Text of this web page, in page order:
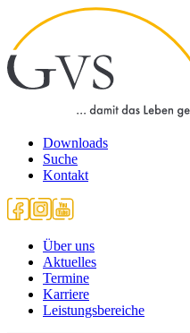
Downloads
Suche
Kontakt
Über uns
Aktuelles
Termine
Karriere
Leistungsbereiche